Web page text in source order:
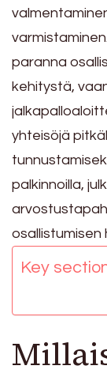
paranna
kehitystä,
yhteisöjä
palkinnoilla,
osallistumisen
Key